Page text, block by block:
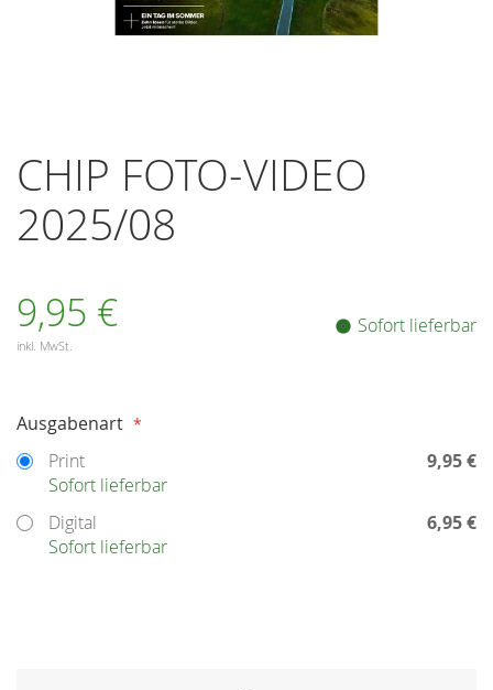
der
Bildergalerie
springen
CHIP FOTO-VIDEO
2025/08
Sofort lieferbar
9,95 €
inkl. MwSt.
Auswählen
Ausgabenart
Print
9,95 €
Sofort lieferbar
Digital
6,95 €
Sofort lieferbar